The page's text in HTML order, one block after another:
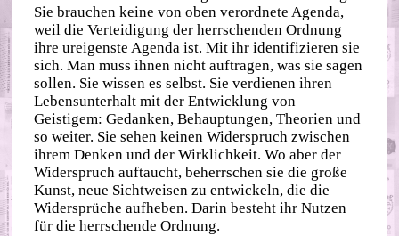
Sie brauchen keine von oben verordnete Agenda,
weil die Verteidigung der herrschenden Ordnung
ihre ureigenste Agenda ist. Mit ihr identifizieren sie
sich. Man muss ihnen nicht auftragen, was sie sagen
sollen. Sie wissen es selbst. Sie verdienen ihren
Lebensunterhalt mit der Entwicklung von
Geistigem: Gedanken, Behauptungen, Theorien und
so weiter. Sie sehen keinen Widerspruch zwischen
ihrem Denken und der Wirklichkeit. Wo aber der
Widerspruch auftaucht, beherrschen sie die große
Kunst, neue Sichtweisen zu entwickeln, die die
Widersprüche aufheben. Darin besteht ihr Nutzen
für die herrschende Ordnung.